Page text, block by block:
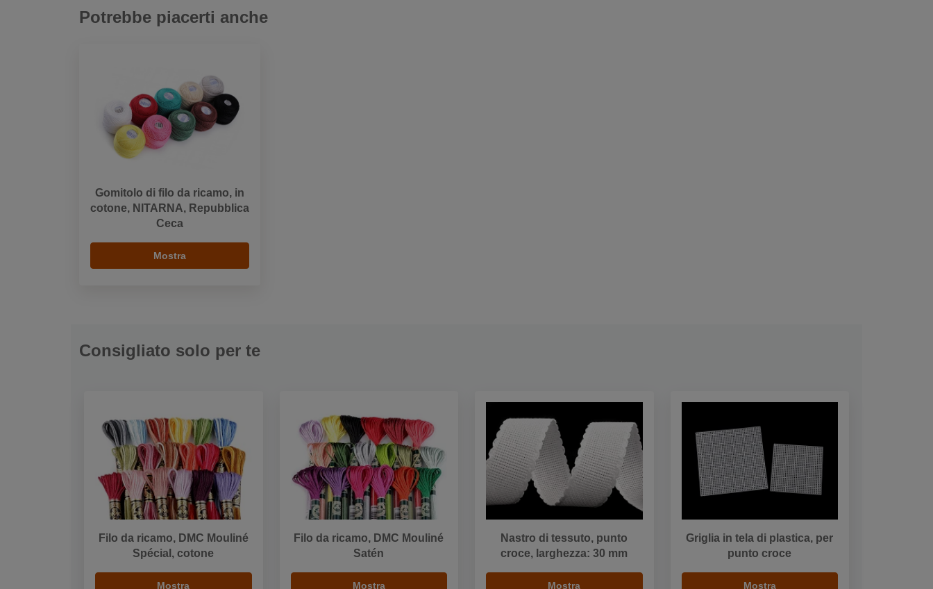
Potrebbe piacerti anche
Gomitolo di filo da ricamo, in
cotone, NITARNA, Repubblica
Ceca
Mostra
Consigliato solo per te
Filo da ricamo, DMC Mouliné
Spécial, cotone
Mostra
Filo da ricamo, DMC Mouliné
Satén
Mostra
Nastro di tessuto, punto
croce, larghezza: 30 mm
Mostra
Griglia in tela di plastica, per
punto croce
Mostra